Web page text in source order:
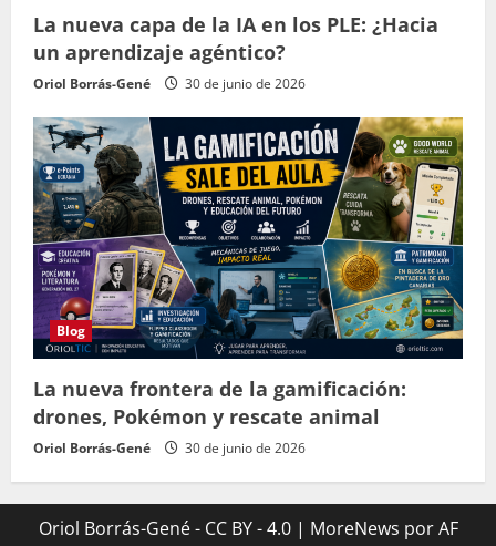
La nueva capa de la IA en los PLE: ¿Hacia
un aprendizaje agéntico?
Oriol Borrás-Gené 30 de junio de 2026
Blog
La nueva frontera de la gamificación:
drones, Pokémon y rescate animal
Oriol Borrás-Gené 30 de junio de 2026
Oriol Borrás-Gené - CC BY - 4.0 | MoreNews por AF